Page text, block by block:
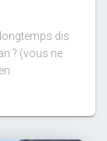
dis
? (vous ne